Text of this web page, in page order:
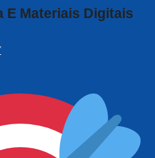
E Materiais Digitais